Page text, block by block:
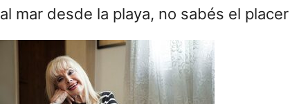
al mar desde la playa, no sabés el